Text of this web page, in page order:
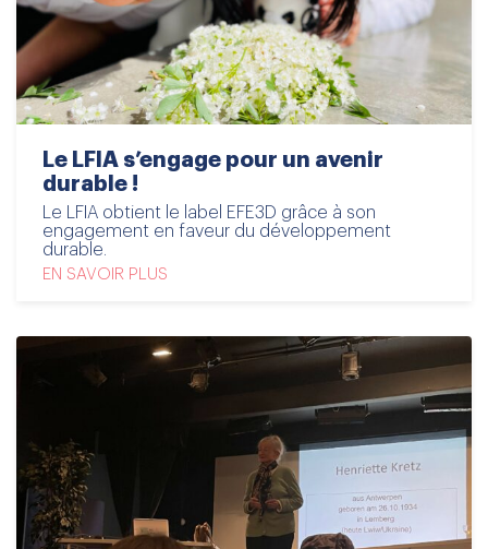
Le LFIA s’engage pour un avenir
durable !
Le LFIA obtient le label EFE3D grâce à son
engagement en faveur du développement
durable.
EN SAVOIR PLUS